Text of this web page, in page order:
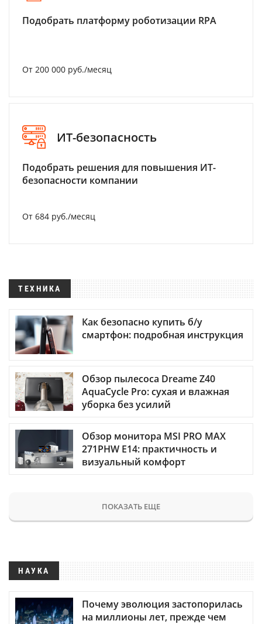
Подобрать платформу роботизации RPA
От 200 000 руб./месяц
ИТ-безопасность
Подобрать решения для повышения ИТ-
безопасности компании
От 684 руб./месяц
ТЕХНИКА
Как безопасно купить б/у
смартфон: подробная инструкция
Обзор пылесоса Dreame Z40
AquaCycle Pro: сухая и влажная
уборка без усилий
Обзор монитора MSI PRO MAX
271PHW E14: практичность и
визуальный комфорт
ПОКАЗАТЬ ЕЩЕ
НАУКА
Почему эволюция застопорилась
на миллионы лет, прежде чем